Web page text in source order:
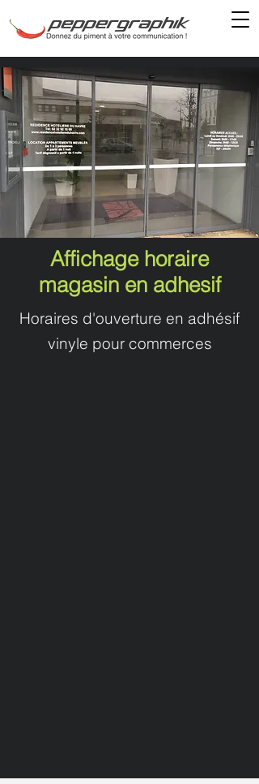
Affichage horaire
magasin en adhesif
Horaires d'ouverture en adhésif
vinyle pour commerces